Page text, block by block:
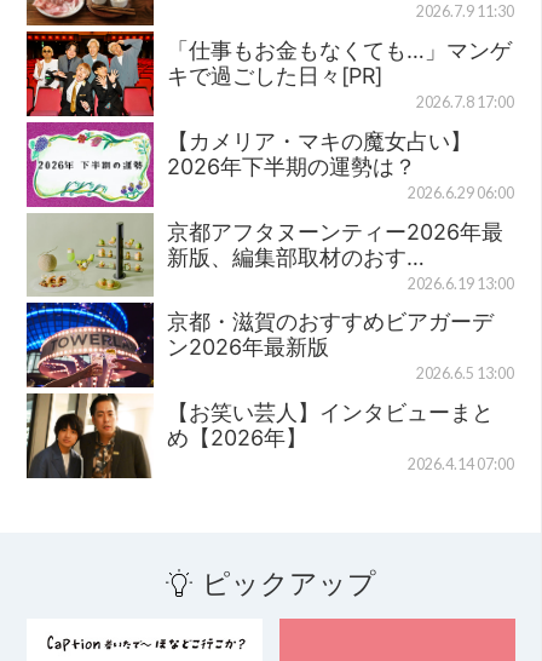
2026.7.9 11:30
「仕事もお金もなくても…」マンゲ
キで過ごした日々[PR]
2026.7.8 17:00
【カメリア・マキの魔女占い】
2026年下半期の運勢は？
2026.6.29 06:00
京都アフタヌーンティー2026年最
新版、編集部取材のおす…
2026.6.19 13:00
京都・滋賀のおすすめビアガーデ
ン2026年最新版
2026.6.5 13:00
【お笑い芸人】インタビューまと
め【2026年】
2026.4.14 07:00
ピックアップ